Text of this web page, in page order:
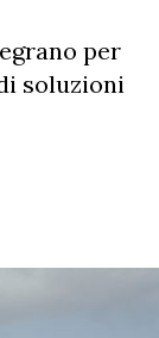
per
soluzioni